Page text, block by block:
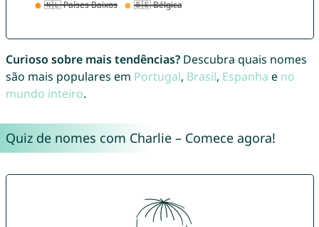
Curioso sobre mais tendências?Descubra quais nomes
são mais populares em Portugal, Brasil, Espanha e no
mundo inteiro.
Quiz de nomes com Charlie – Comece agora!